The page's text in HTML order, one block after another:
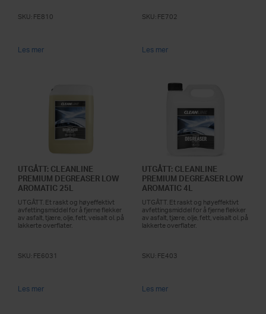
SKU: FE810
Les mer
SKU: FE702
Les mer
UTGÅTT: CLEANLINE
PREMIUM DEGREASER LOW
AROMATIC 25L
UTGÅTT. Et raskt og høyeffektivt
avfettingsmiddel for å fjerne flekker
av asfalt, tjære, olje, fett, veisalt ol. på
lakkerte overflater.
SKU: FE6031
Les mer
UTGÅTT: CLEANLINE
PREMIUM DEGREASER LOW
AROMATIC 4L
UTGÅTT. Et raskt og høyeffektivt
avfettingsmiddel for å fjerne flekker
av asfalt, tjære, olje, fett, veisalt ol. på
lakkerte overflater.
SKU: FE403
Les mer